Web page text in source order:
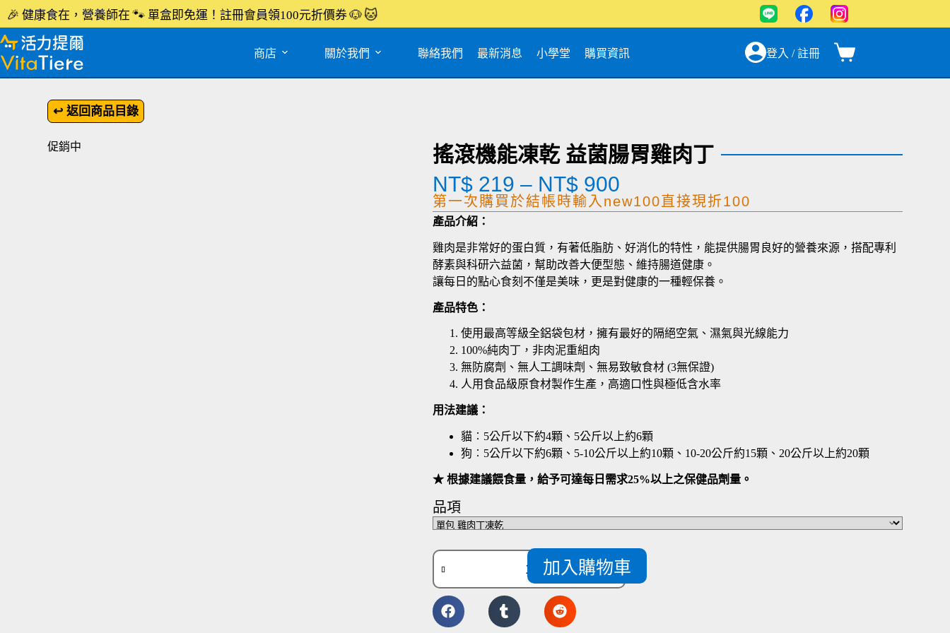
🎉 健康食在，營養師在🐾 單盒即免運！註冊會員領100元折價券🐶🐱
商店 關於我們 聯絡我們 最新消息 小學堂 購買資訊 登入 / 註冊
↩ 返回商品目錄
促銷中
搖滾機能凍乾 益菌腸胃雞肉丁
NT$219 – NT$900
第一次購買於結帳時輸入new100直接現折100
產品介紹：
雞肉是非常好的蛋白質，有著低脂肪、好消化的特性，能提供腸胃良好的營養來源，搭配專利
酵素與科研六益菌，幫助改善大便型態、維持腸道健康。
讓每日的點心食刻不僅是美味，更是對健康的一種輕保養。
產品特色：
使用最高等級全鋁袋包材，擁有最好的隔絕空氣、濕氣與光線能力
100%純肉丁，非肉泥重組肉
無防腐劑、無人工調味劑、無易致敏食材 (3無保證)
人用食品級原食材製作生產，高適口性與極低含水率
用法建議：
貓︰5公斤以下約4顆、5公斤以上約6顆
狗︰5公斤以下約6顆、5-10公斤以上約10顆、10-20公斤約15顆、20公斤以上約20顆
★ 根據建議餵食量，給予可達每日需求25%以上之保健品劑量。
品項
加入購物車